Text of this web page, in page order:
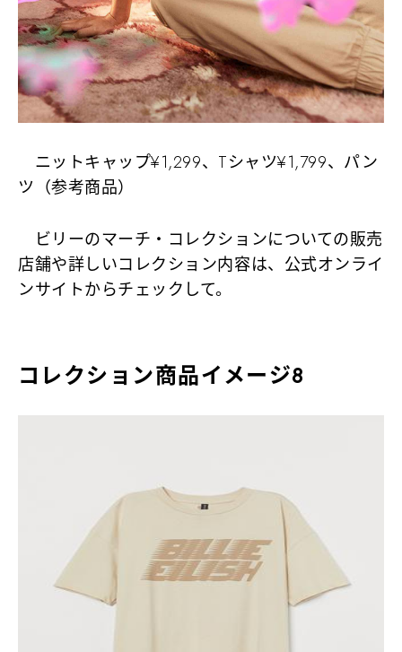
ニットキャップ¥1,299、Tシャツ¥1,799、パン
ツ（参考商品）
ビリーのマーチ・コレクションについての販売
店舗や詳しいコレクション内容は、公式オンライ
ンサイトからチェックして。
コレクション商品イメージ8